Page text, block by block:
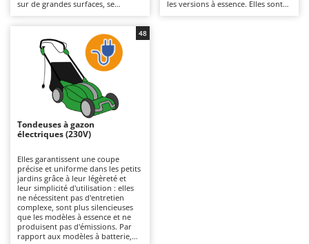
Balayeuses
Bancs de scie pour le bois - Scies à bûches
Barbecues
Bennes pour tracteur
Brosses pour sols extérieurs
Brouettes à moteur
Broyeurs à axe horizontal pour tracteur
Butteurs pour tracteur
C
Chargeurs de batterie - Démarreurs
Charrues pour tracteur
Archman
Ardes
Argo
Ariete
Attila
Ausonia
Awelco
B
Baesso
Bahco
sur de grandes surfaces, se
puissance supérieure et leur
capacité à affronter une herbe
plus dense. Pour les maintenir
efficaces, il est nécessaire de
contrôler régulièrement le filtre à
air, l’huile et les bougies.
les versions à essence. Elles sont
Tondeuses à gazon
électriques (230V)
Elles garantissent une coupe
précise et uniforme dans les petits
jardins grâce à leur légèreté et
leur simplicité d'utilisation : elles
ne nécessitent pas d'entretien
complexe, sont plus silencieuses
que les modèles à essence et ne
produisent pas d'émissions. Par
rapport aux modèles à batterie,
48